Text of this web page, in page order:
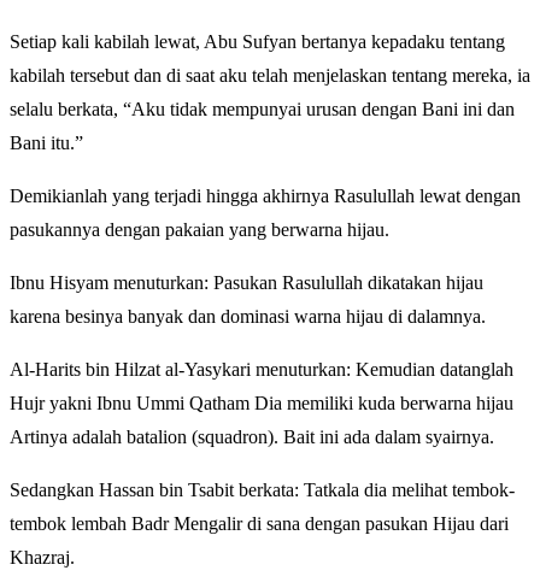
Setiap kali kabilah lewat, Abu Sufyan bertanya kepadaku tentang
kabilah tersebut dan di saat aku telah menjelaskan tentang mereka, ia
selalu berkata, “Aku tidak mempunyai urusan dengan Bani ini dan
Bani itu.”
Demikianlah yang terjadi hingga akhirnya Rasulullah lewat dengan
pasukannya dengan pakaian yang berwarna hijau.
Ibnu Hisyam menuturkan: Pasukan Rasulullah dikatakan hijau
karena besinya banyak dan dominasi warna hijau di dalamnya.
Al-Harits bin Hilzat al-Yasykari menuturkan: Kemudian datanglah
Hujr yakni Ibnu Ummi Qatham Dia memiliki kuda berwarna hijau
Artinya adalah batalion (squadron). Bait ini ada dalam syairnya.
Sedangkan Hassan bin Tsabit berkata: Tatkala dia melihat tembok-
tembok lembah Badr Mengalir di sana dengan pasukan Hijau dari
Khazraj.